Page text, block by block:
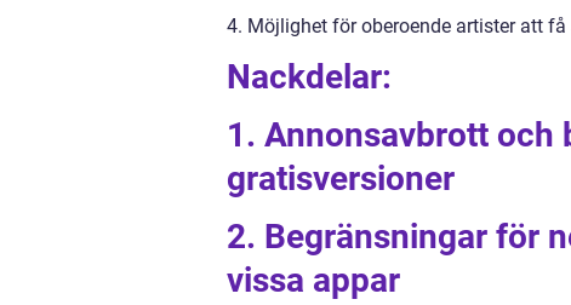
4. Möjlighet för oberoende artister att
Nackdelar:
1. Annonsavbrott
gratisversioner
2. Begränsningar för
vissa appar